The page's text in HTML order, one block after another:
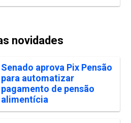
novidades
Senado aprova Pix Pensão
para automatizar
pagamento de pensão
alimentícia